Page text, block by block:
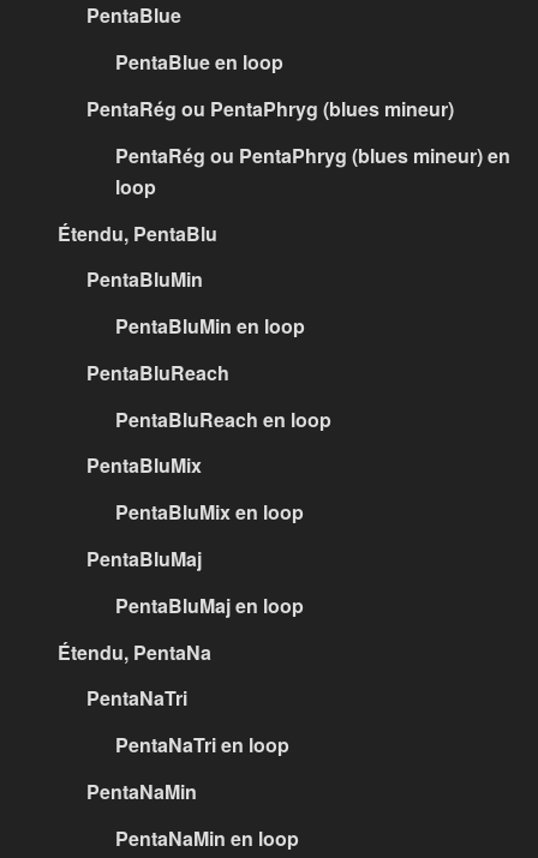
PentaBlue
PentaBlue en loop
PentaRég ou PentaPhryg (blues mineur)
PentaRég ou PentaPhryg (blues mineur) en
loop
Étendu, PentaBlu
PentaBluMin
PentaBluMin en loop
PentaBluReach
PentaBluReach en loop
PentaBluMix
PentaBluMix en loop
PentaBluMaj
PentaBluMaj en loop
Étendu, PentaNa
PentaNaTri
PentaNaTri en loop
PentaNaMin
PentaNaMin en loop